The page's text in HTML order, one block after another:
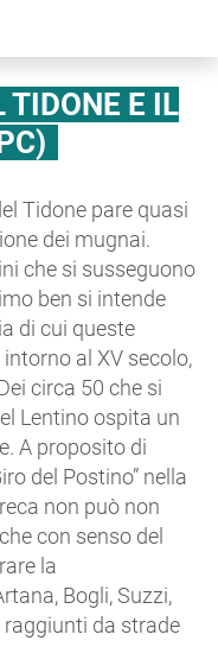
E IL
Tidone pare quasi
dei mugnai.
che si susseguono
ben si intende
di cui queste
al XV secolo,
circa 50 che si
Lentino ospita un
A proposito di
del Postino” nella
non può non
con senso del
la
Bogli, Suzzi,
raggiunti da strade